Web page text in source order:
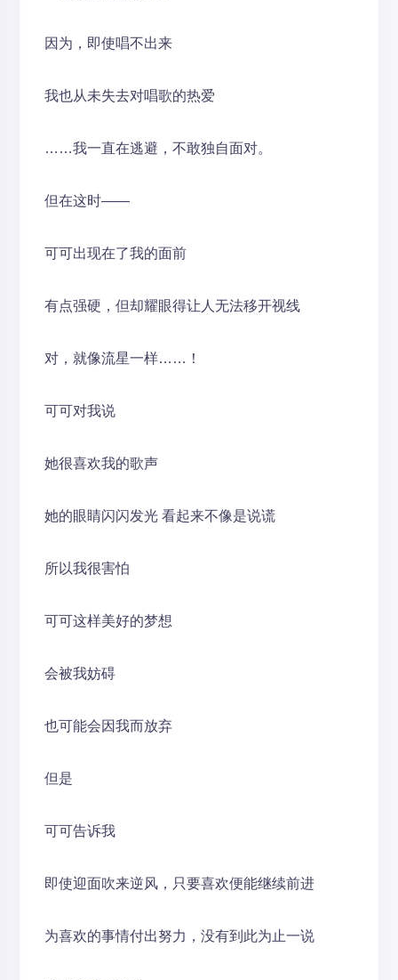
因为，即使唱不出来
我也从未失去对唱歌的热爱
……我一直在逃避，不敢独自面对。
但在这时——
可可出现在了我的面前
有点强硬，但却耀眼得让人无法移开视线
对，就像流星一样……！
可可对我说
她很喜欢我的歌声
她的眼睛闪闪发光 看起来不像是说谎
所以我很害怕
可可这样美好的梦想
会被我妨碍
也可能会因我而放弃
但是
可可告诉我
即使迎面吹来逆风，只要喜欢便能继续前进
为喜欢的事情付出努力，没有到此为止一说